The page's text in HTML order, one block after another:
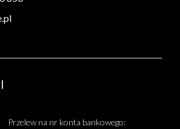
Przelew na nr konta bankowego: